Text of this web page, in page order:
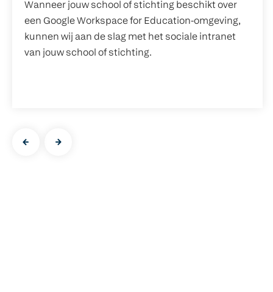
Wanneer jouw school of stichting beschikt over
een Google Workspace for Education-omgeving,
kunnen wij aan de slag met het sociale intranet
van jouw school of stichting.